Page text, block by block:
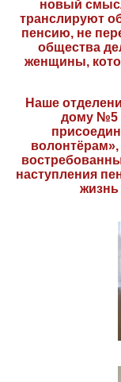
новый
транслируют
пенсию, не
общества
женщины,
Наше
дому №5
наступления
жизнь